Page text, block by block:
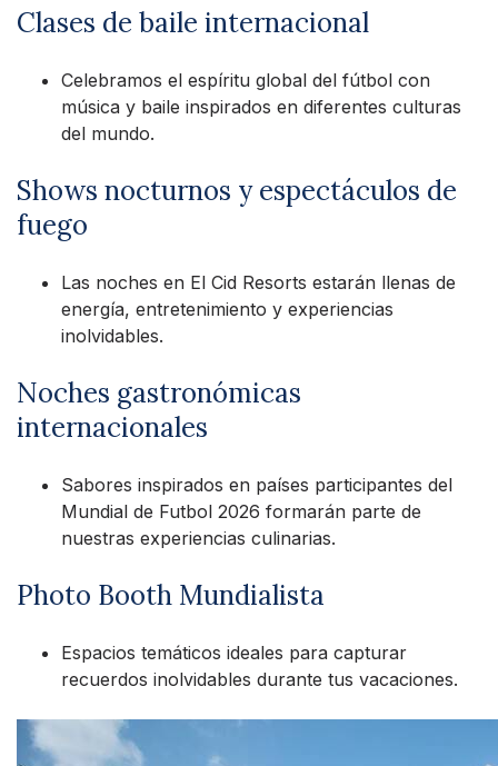
Clases de baile internacional
Celebramos el espíritu global del fútbol con
música y baile inspirados en diferentes culturas
del mundo.
Shows nocturnos y espectáculos de
fuego
Las noches en El Cid Resorts estarán llenas de
energía, entretenimiento y experiencias
inolvidables.
Noches gastronómicas
internacionales
Sabores inspirados en países participantes del
Mundial de Futbol 2026 formarán parte de
nuestras experiencias culinarias.
Photo Booth Mundialista
Espacios temáticos ideales para capturar
recuerdos inolvidables durante tus vacaciones.